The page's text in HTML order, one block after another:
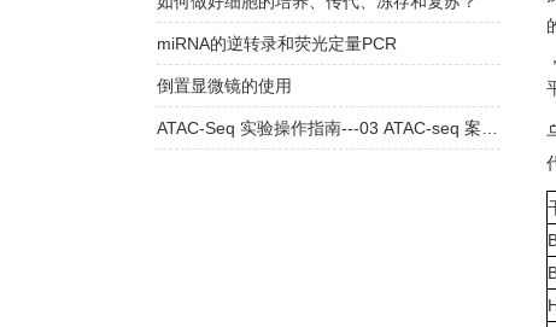
miRNA的逆转录和荧光定量PCR
倒置显微镜的使用